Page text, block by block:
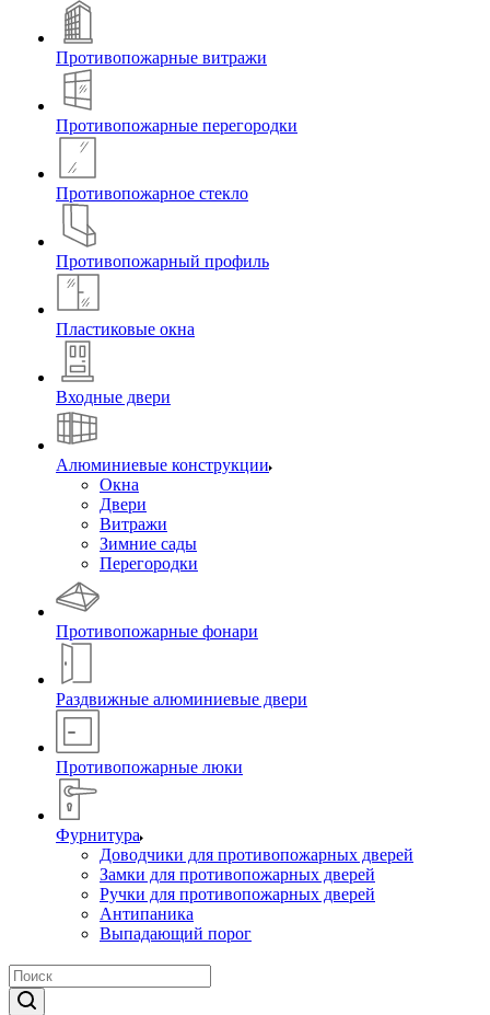
Противопожарные витражи
Противопожарные перегородки
Противопожарное стекло
Противопожарный профиль
Пластиковые окна
Входные двери
Алюминиевые конструкции
Окна
Двери
Витражи
Зимние сады
Перегородки
Противопожарные фонари
Раздвижные алюминиевые двери
Противопожарные люки
Фурнитура
Доводчики для противопожарных дверей
Замки для противопожарных дверей
Ручки для противопожарных дверей
Антипаника
Выпадающий порог